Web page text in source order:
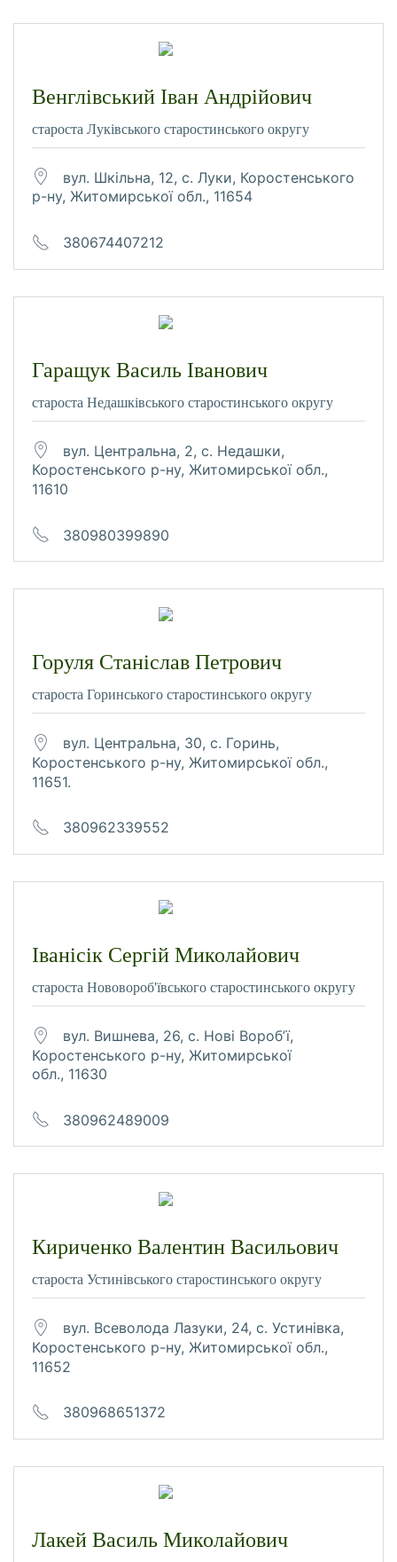
Венглівський Іван Андрійович
староста Луківського старостинського округу
вул. Шкільна, 12, с. Луки, Коростенського
р-ну, Житомирської обл., 11654
380674407212
Гаращук Василь Іванович
староста Недашківського старостинського округу
вул. Центральна, 2, с. Недашки,
Коростенського р-ну, Житомирської обл.,
11610
380980399890
Горуля Станіслав Петрович
староста Горинського старостинського округу
вул. Центральна, 30, с. Горинь,
Коростенського р-ну, Житомирської обл.,
11651.
380962339552
Іванісік Сергій Миколайович
староста Нововороб'ївського старостинського округу
вул. Вишнева, 26, с. Нові Воробʼї,
Коростенського р-ну, Житомирської
обл., 11630
380962489009
Кириченко Валентин Васильович
староста Устинівського старостинського округу
вул. Всеволода Лазуки, 24, с. Устинівка,
Коростенського р-ну, Житомирської обл.,
11652
380968651372
Лакей Василь Миколайович